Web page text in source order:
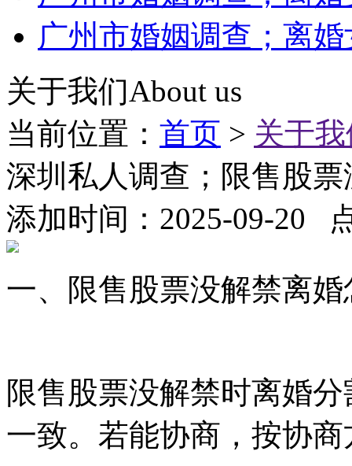
广州市婚姻调查；离
关于我们About us
当前位置： 首页 > 关于
深圳私人调查；限售股
添加时间：2025-09-20
一、限售股票没解禁离婚
限售股票没解禁时离婚
一致。若能协商，按协